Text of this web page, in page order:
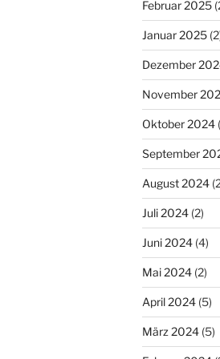
Februar 2025
Januar 2025
Dezember
November
Oktober 2024
September
August 2024
Juli 2024(2)
Juni 2024(4)
Mai 2024(2)
April 2024(5)
März 2024(5)